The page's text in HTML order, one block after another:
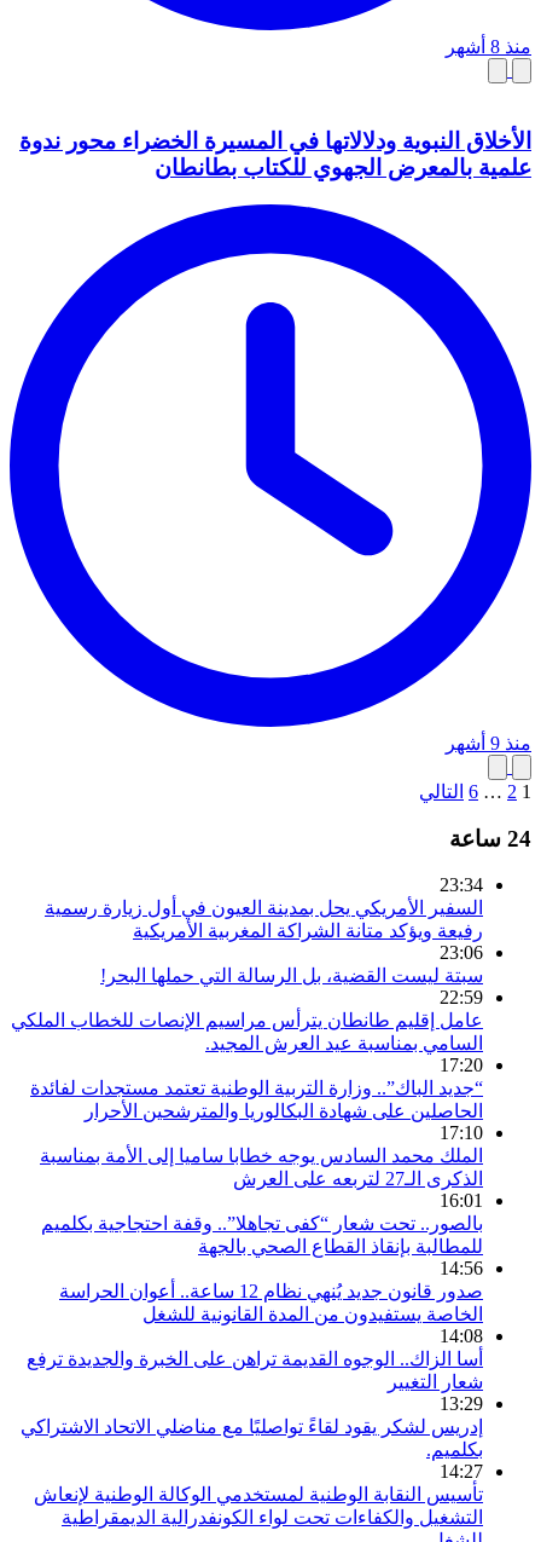
منذ 8 أشهر
الأخلاق النبوية ودلالاتها في المسيرة الخضراء محور ندوة
علمية بالمعرض الجهوي للكتاب بطانطان
منذ 9 أشهر
1
2
…
6 التالي
24 ساعة
23:34
السفير الأمريكي يحل بمدينة العيون في أول زيارة رسمية
رفيعة ويؤكد متانة الشراكة المغربية الأمريكية
23:06
سبتة ليست القضية، بل الرسالة التي حملها البحر!
22:59
عامل إقليم طانطان يترأس مراسيم الإنصات للخطاب الملكي
السامي بمناسبة عيد العرش المجيد.
17:20
“جديد الباك”.. وزارة التربية الوطنية تعتمد مستجدات لفائدة
الحاصلين على شهادة البكالوريا والمترشحين الأحرار
17:10
الملك محمد السادس يوجه خطابا ساميا إلى الأمة بمناسبة
الذكرى الـ27 لتربعه على العرش
16:01
بالصور.. تحت شعار “كفى تجاهلا”.. وقفة احتجاجية بكلميم
للمطالبة بإنقاذ القطاع الصحي بالجهة
14:56
صدور قانون جديد يُنهي نظام 12 ساعة.. أعوان الحراسة
الخاصة يستفيدون من المدة القانونية للشغل
14:08
أسا الزاك.. الوجوه القديمة تراهن على الخبرة والجديدة ترفع
شعار التغيير
13:29
إدريس لشكر يقود لقاءً تواصليًا مع مناضلي الاتحاد الاشتراكي
بكلميم.
14:27
تأسيس النقابة الوطنية لمستخدمي الوكالة الوطنية لإنعاش
التشغيل والكفاءات تحت لواء الكونفدرالية الديمقراطية